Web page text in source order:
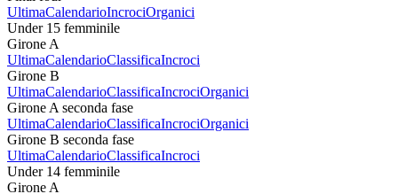
UltimaCalendarioIncrociOrganici
Under 15 femminile
Girone A
UltimaCalendarioClassificaIncroci
Girone B
UltimaCalendarioClassificaIncrociOrganici
Girone A seconda fase
UltimaCalendarioClassificaIncrociOrganici
Girone B seconda fase
UltimaCalendarioClassificaIncroci
Under 14 femminile
Girone A